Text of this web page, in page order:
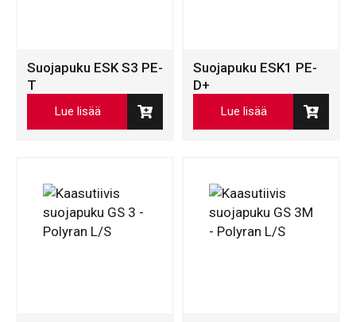
Suojapuku ESK S3 PE-
T
Lue lisää
Suojapuku ESK1 PE-
D+
Lue lisää